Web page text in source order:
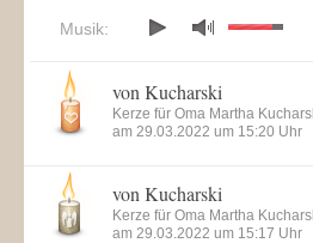
Musik:
von Kucharski
Kerze für Oma Martha
am 29.03.2022 um 15:20 Uhr
von Kucharski
Kerze für Oma Martha
am 29.03.2022 um 15:17 Uhr